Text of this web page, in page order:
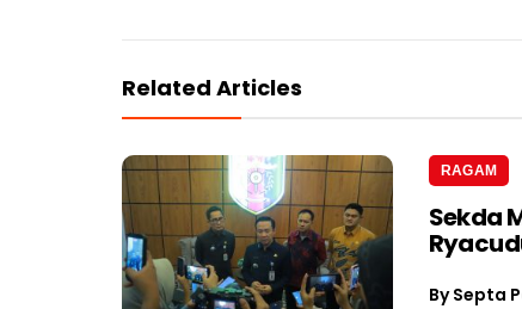
Related Articles
RAGAM
Sekda
BySepta